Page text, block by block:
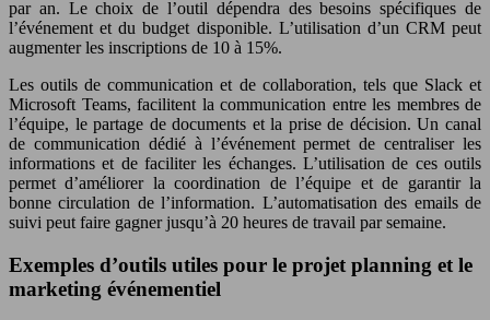
par an. Le choix de l’outil dépendra des besoins spécifiques de
l’événement et du budget disponible. L’utilisation d’un CRM peut
augmenter les inscriptions de 10 à 15%.
Les outils de communication et de collaboration, tels que Slack et
Microsoft Teams, facilitent la communication entre les membres de
l’équipe, le partage de documents et la prise de décision. Un canal
de communication dédié à l’événement permet de centraliser les
informations et de faciliter les échanges. L’utilisation de ces outils
permet d’améliorer la coordination de l’équipe et de garantir la
bonne circulation de l’information. L’automatisation des emails de
suivi peut faire gagner jusqu’à 20 heures de travail par semaine.
Exemples d’outils utiles pour le projet planning et le
marketing événementiel